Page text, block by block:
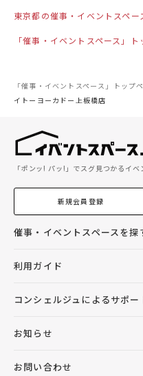
東京都の催事・イベントスペー
「催事・イベントスペース」
「催事・イベントスペース」トップ
イトーヨーカドー上板橋店
「ポンッ! パッ!」でスグ見つかるイベ
新規会員登録
催事・イベントスペースを探
利用ガイド
コンシェルジュによるサポー
お知らせ
お問い合わせ